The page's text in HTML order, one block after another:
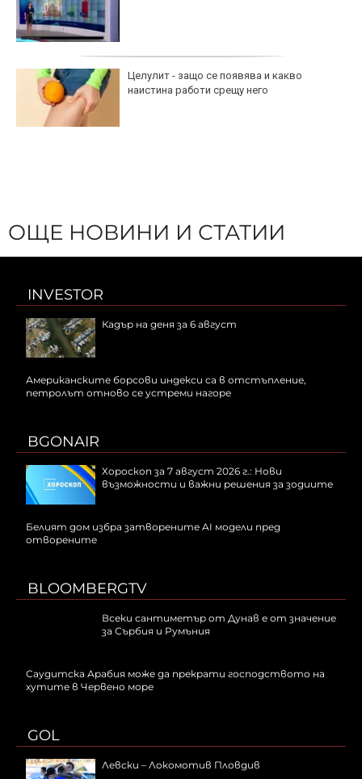
Целулит - защо се появява и какво
наистина работи срещу него
ОЩЕ НОВИНИ И СТАТИИ
INVESTOR
Кадър на деня за 6 август
Американските борсови индекси са в отстъпление,
петролът отново се устреми нагоре
BGONAIR
Хороскоп за 7 август 2026 г.: Нови
възможности и важни решения за зодиите
Белият дом избра затворените AI модели пред
отворените
BLOOMBERGTV
Всеки сантиметър от Дунав е от значение
за Сърбия и Румъния
Саудитска Арабия може да прекрати господството на
хутите в Червено море
GOL
Левски – Локомотив Пловдив